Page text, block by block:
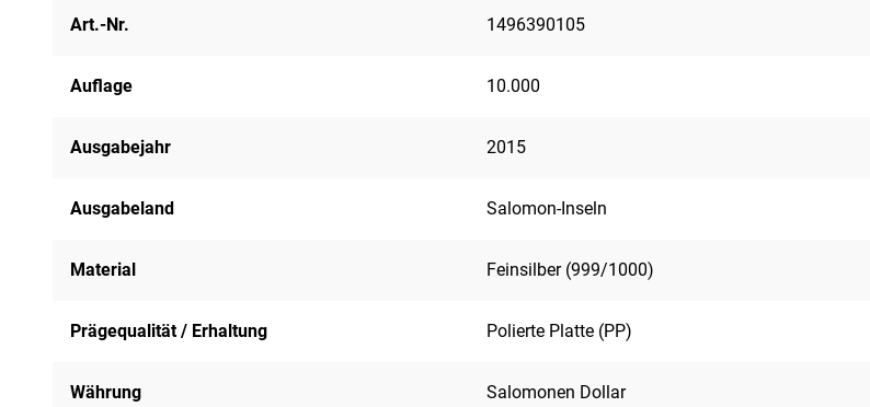
Art.-Nr. 1496390105
Auflage 10.000
Ausgabejahr 2015
Ausgabeland Salomon-Inseln
Material Feinsilber (999/1000)
Prägequalität / Erhaltung Polierte Platte (PP)
Währung Salomonen Dollar